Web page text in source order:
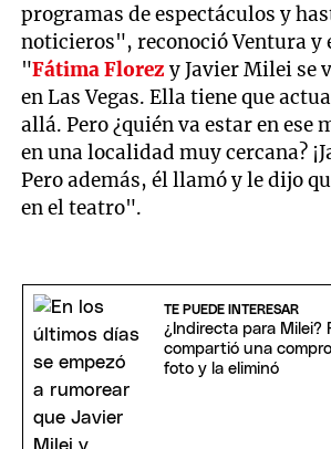
programas de espectáculos y
noticieros", reconoció Ventura y
"Fátima Florez y Javier Milei se
en Las Vegas. Ella tiene que
allá. Pero ¿quién va estar en ese
en una localidad muy cercana?
Pero además, él llamó y le dijo
en el teatro".
TE PUEDE INTERESAR
¿Indirecta para Milei?
compartió una
foto y la eliminó